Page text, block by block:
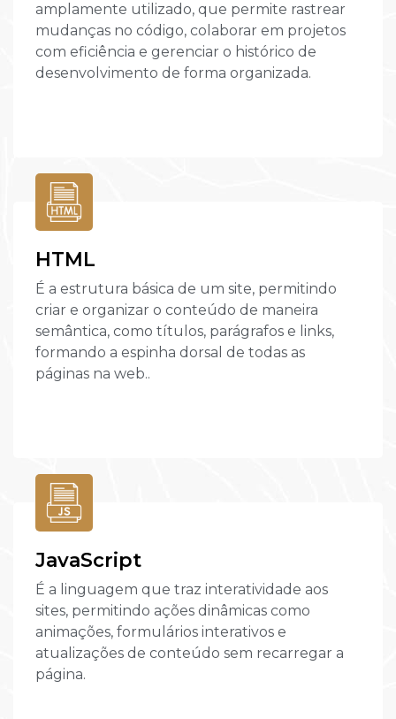
amplamente utilizado, que permite rastrear
mudanças no código, colaborar em projetos
com eficiência e gerenciar o histórico de
desenvolvimento de forma organizada.
HTML
É a estrutura básica de um site, permitindo
criar e organizar o conteúdo de maneira
semântica, como títulos, parágrafos e links,
formando a espinha dorsal de todas as
páginas na web..
JavaScript
É a linguagem que traz interatividade aos
sites, permitindo ações dinâmicas como
animações, formulários interativos e
atualizações de conteúdo sem recarregar a
página.